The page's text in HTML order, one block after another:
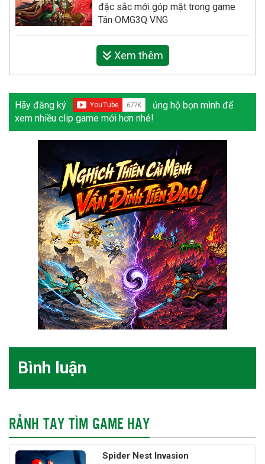
đặc sắc mới góp mặt trong game
Tân OMG3Q VNG
Xem thêm
Hãy đăng ký
ủng hộ bọn mình để
xem nhiều clip game mới hơn nhé!
Bình luận
RẢNH TAY TÌM GAME HAY
Spider Nest Invasion